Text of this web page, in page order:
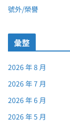
號外/榮譽
彙整
2026 年 8 月
2026 年 7 月
2026 年 6 月
2026 年 5 月